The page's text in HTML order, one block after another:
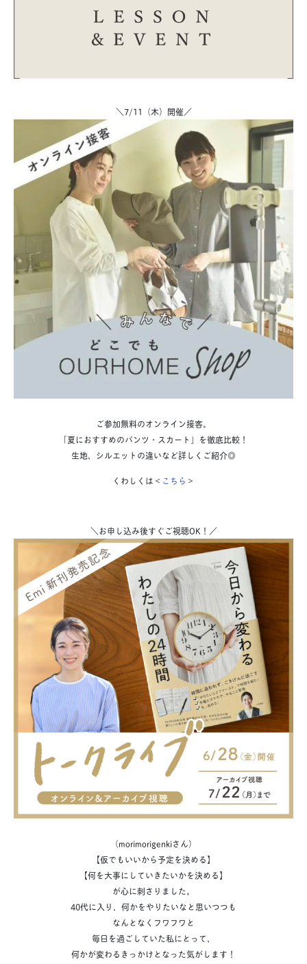
＼7/11（木）開催／
ご参加無料のオンライン接客。
「夏におすすめのパンツ・スカート」を徹底比較！
生地、シルエットの違いなど詳しくご紹介◎
くわしくは＜ こちら ＞
＼お申し込み後すぐご視聴OK！／
（morimorigenkiさん）
【仮でもいいから予定を決める】
【何を大事にしていきたいかを決める】
が心に刺さりました。
40代に入り、何かをやりたいなと思いつつも
なんとなくフワフワと
毎日を過ごしていた私にとって、
何かが変わるきっかけとなった気がします！